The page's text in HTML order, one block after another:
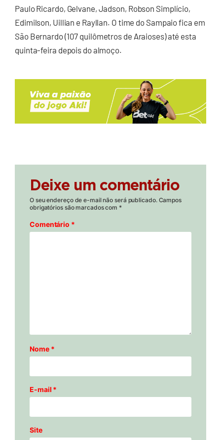
Paulo Ricardo, Gelvane, Jadson, Robson Simplício,
Edimilson, Uillian e Rayllan. O time do Sampaio fica em
São Bernardo (107 quilômetros de Araioses) até esta
quinta-feira depois do almoço.
Deixe um comentário
O seu endereço de e-mail não será publicado. Campos
obrigatórios são marcados com *
Comentário *
Nome *
E-mail *
Site